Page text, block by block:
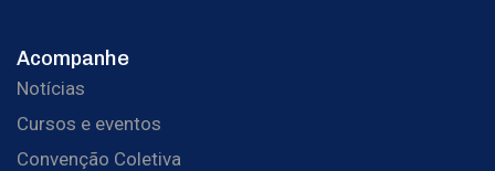
Acompanhe
Notícias
Cursos e eventos
Convenção Coletiva